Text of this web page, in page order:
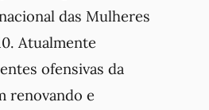
das Mulheres
Atualmente
ofensivas da
renovando e